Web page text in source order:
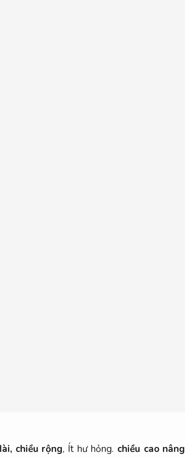
chiều rộng, Ít hư hỏng. chiều cao nâng